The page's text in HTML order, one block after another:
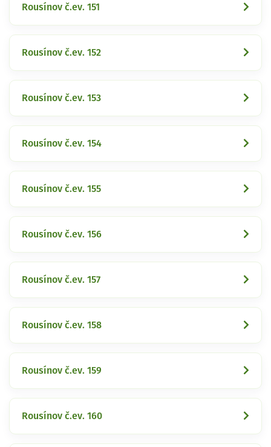
Rousínov č.ev. 151
Rousínov č.ev. 152
Rousínov č.ev. 153
Rousínov č.ev. 154
Rousínov č.ev. 155
Rousínov č.ev. 156
Rousínov č.ev. 157
Rousínov č.ev. 158
Rousínov č.ev. 159
Rousínov č.ev. 160